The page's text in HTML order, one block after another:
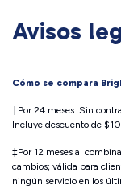
Avisos
Cómo se compara
†Por 24 meses. Sin
Incluye descuento de
‡Por 12 meses al
cambios; válida para
ningún servicio en los